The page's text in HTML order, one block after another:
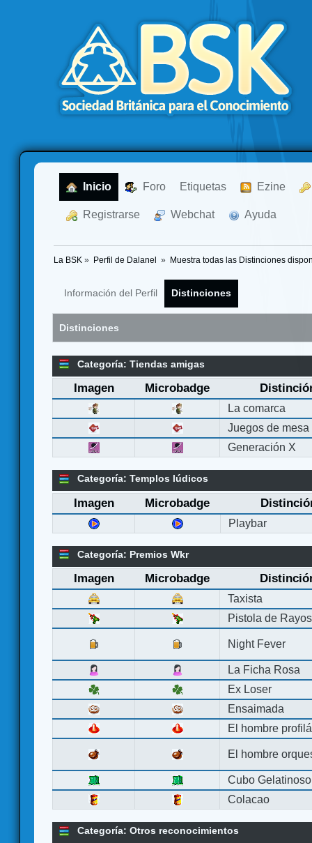
Inicio Foro Etiquetas Ezine
Registrarse Webchat Ayuda
La BSK » Perfil de Dalanel » Muestra todas las Distinciones
Información del Perfil Distinciones
Distinciones
Categoría: Tiendas amigas
Imagen Microbadge
La comarca
Juegos de mesa
Generación X
Categoría: Templos lúdicos
Imagen Microbadge
Playbar
Categoría: Premios Wkr
Imagen Microbadge
Taxista
Pistola de Rayos
Night Fever
La Ficha Rosa
Ex Loser
Ensaimada
El hombre
El hombre
Cubo Gelatinoso
Colacao
Categoría: Otros reconocimientos